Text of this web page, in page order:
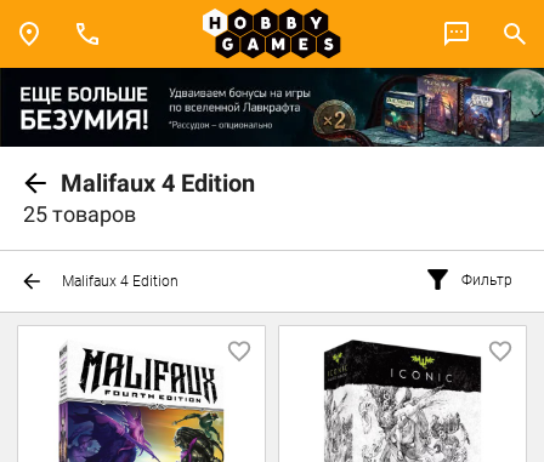
Malifaux 4 Edition
25 товаров
Malifaux 4 Edition Фильтр